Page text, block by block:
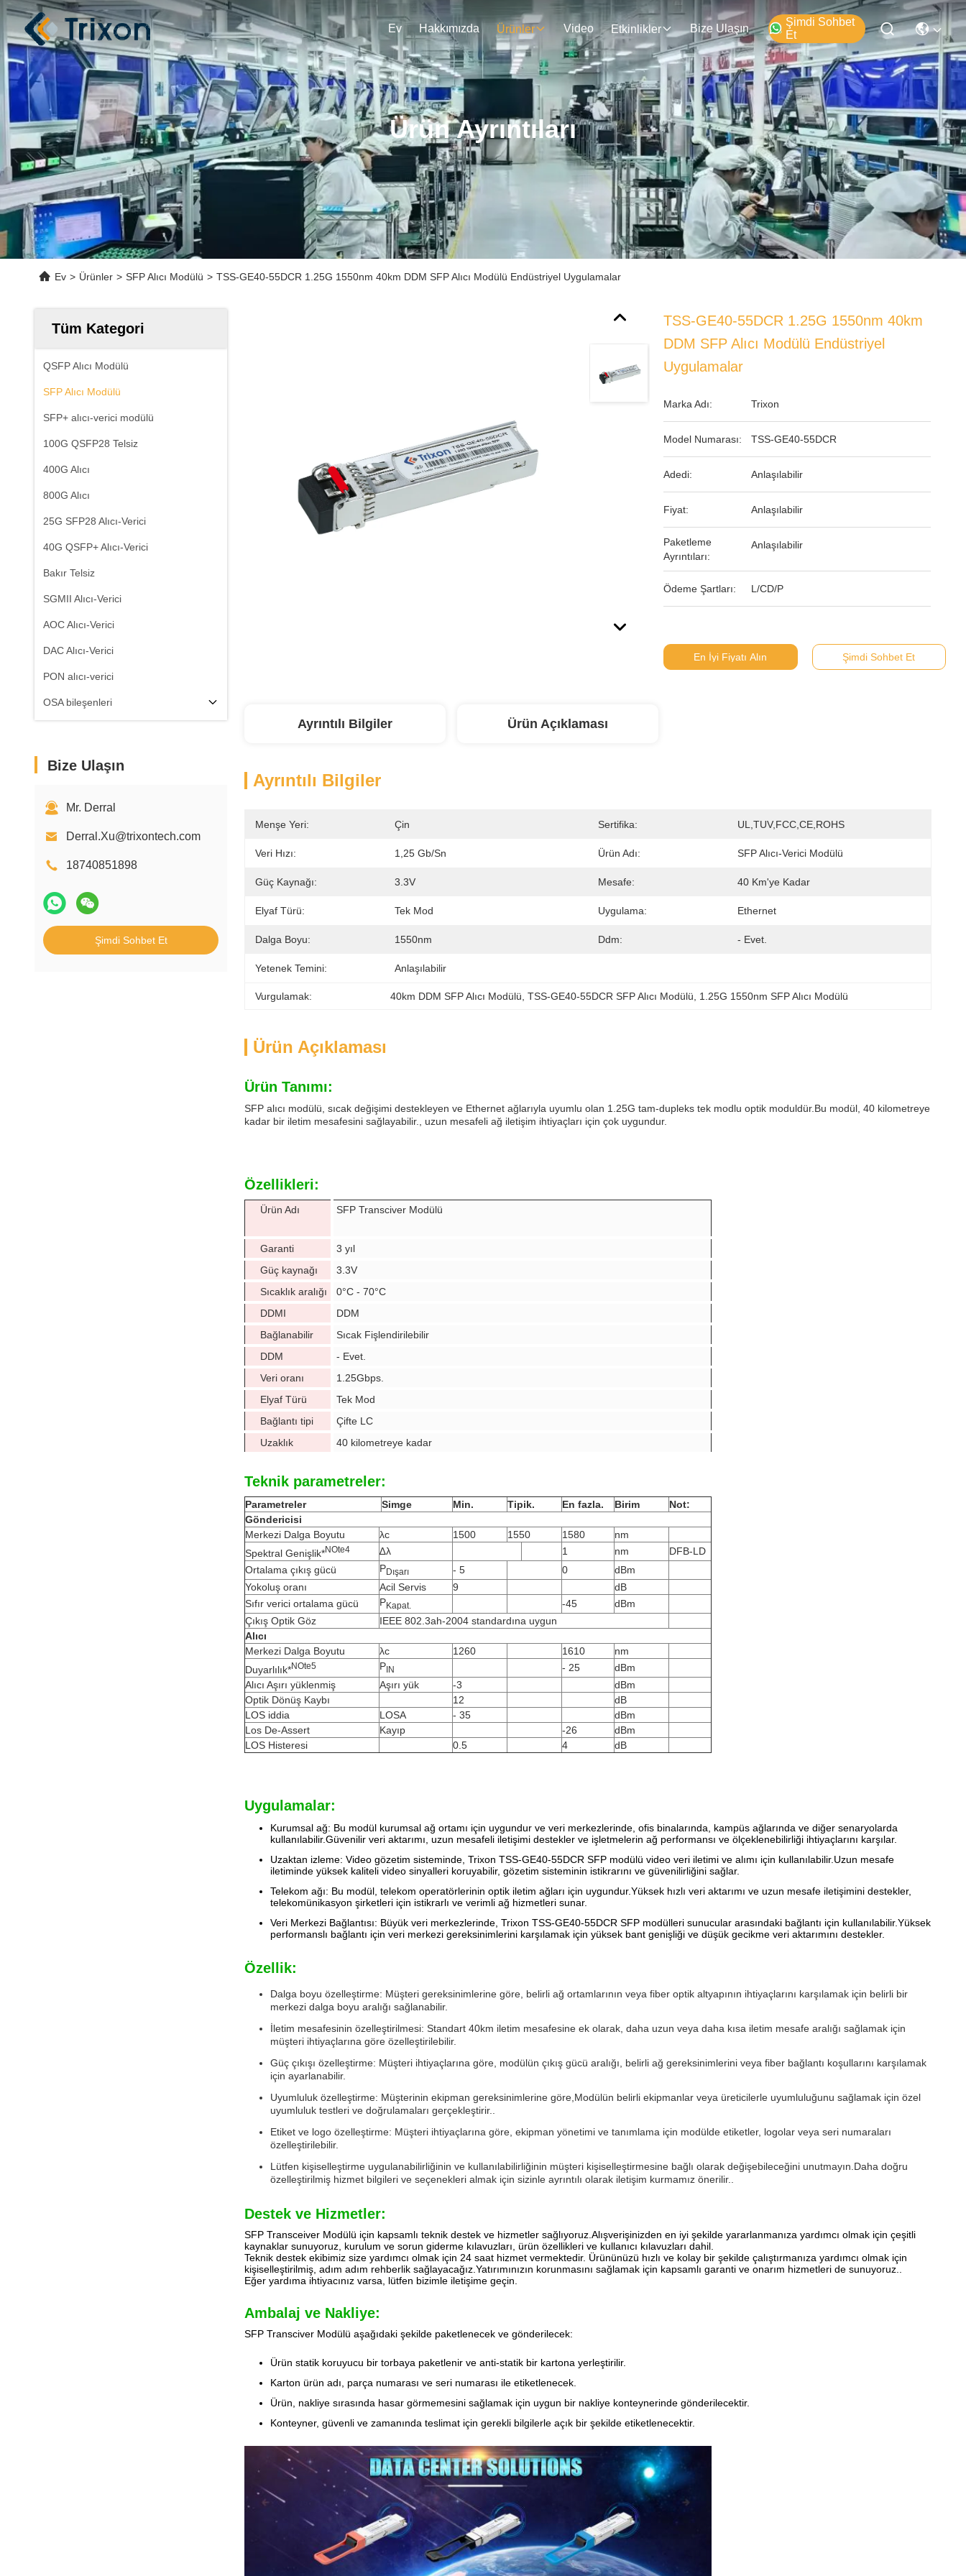
Ev Hakkımızda Ürünler Video Etkinlikler Bize Ulaşın
Şimdi Sohbet
Et
Ürün Ayrıntıları
Ev > Ürünler > SFP Alıcı Modülü > TSS-GE40-55DCR 1.25G 1550nm 40km DDM SFP Alıcı Modülü Endüstriyel Uygulamalar
Tüm Kategori
QSFP Alıcı Modülü
SFP Alıcı Modülü
SFP+ alıcı-verici modülü
100G QSFP28 Telsiz
400G Alıcı
800G Alıcı
25G SFP28 Alıcı-Verici
40G QSFP+ Alıcı-Verici
Bakır Telsiz
SGMII Alıcı-Verici
AOC Alıcı-Verici
DAC Alıcı-Verici
PON alıcı-verici
OSA bileşenleri
Bize Ulaşın
Mr. Derral
Derral.Xu@trixontech.com
18740851898
Şimdi Sohbet Et
TSS-GE40-55DCR 1.25G 1550nm 40km
DDM SFP Alıcı Modülü Endüstriyel
Uygulamalar
Marka Adı: Trixon
Model Numarası: TSS-GE40-55DCR
Adedi: Anlaşılabilir
Fiyat: Anlaşılabilir
Paketleme
Ayrıntıları:
Anlaşılabilir
Ödeme Şartları: L/CD/P
En İyi Fiyatı Alın Şimdi Sohbet Et
Ayrıntılı Bilgiler Ürün Açıklaması
Ayrıntılı Bilgiler
Menşe Yeri: Çin Sertifika: UL,TUV,FCC,CE,ROHS
Veri Hızı: 1,25 Gb/sn Ürün Adı: SFP Alıcı-Verici Modülü
Güç Kaynağı: 3.3V Mesafe: 40 Km'ye Kadar
Elyaf Türü: Tek Mod Uygulama: Ethernet
Dalga Boyu: 1550nm Ddm: - Evet.
Yetenek Temini: Anlaşılabilir
Vurgulamak: 40km DDM SFP Alıcı Modülü , TSS-GE40-55DCR SFP Alıcı Modülü 1.25G 1550nm SFP Alıcı Modülü
Ürün Açıklaması
Ürün Tanımı:
SFP alıcı modülü, sıcak değişimi destekleyen ve Ethernet ağlarıyla uyumlu olan 1.25G tam-dupleks tek modlu optik moduldür.Bu modül, 40 kilometreye
kadar bir iletim mesafesini sağlayabilir., uzun mesafeli ağ iletişim ihtiyaçları için çok uygundur.
Özellikleri:
Ürün Adı SFP Transciver Modülü
Garanti
3 yıl
Güç kaynağı
3.3V
Sıcaklık aralığı
0°C - 70°C
DDMI
DDM
Bağlanabilir
Sıcak Fişlendirilebilir
DDM
- Evet.
Veri oranı
1.25Gbps.
Elyaf Türü
Tek Mod
Bağlantı tipi
Çifte LC
Uzaklık
40 kilometreye kadar
Teknik parametreler:
Parametreler Simge Min. Tipik. En fazla. Birim
Not:
Göndericisi
Merkezi Dalga Boyutu
λc 1500 1550 1580
nm
Spektral Genişlik*NOte4 ∆λ 1 nm
DFB-LD
Ortalama çıkış gücü
PDışarı - 5 0
dBm
Yokoluş oranı
Acil Servis 9
dB
Sıfır verici ortalama gücü
PKapat. -45
dBm
Çıkış Optik Göz
IEEE 802.3ah-2004 standardına uygun
Alıcı
Merkezi Dalga Boyutu
λc 1260 1610
nm
Duyarlılık*NOte5 PIN - 25
dBm
Alıcı Aşırı yüklenmiş
Aşırı yük -3
dBm
Optik Dönüş Kaybı
12
dB
LOS iddia
LOSA - 35
dBm
Los De-Assert
Kayıp -26
dBm
LOS Histeresi
0.5 4 dB
Uygulamalar:
Kurumsal ağ: Bu modül kurumsal ağ ortamı için uygundur ve veri merkezlerinde, ofis binalarında, kampüs ağlarında ve diğer senaryolarda
kullanılabilir.Güvenilir veri aktarımı, uzun mesafeli iletişimi destekler ve işletmelerin ağ performansı ve ölçeklenebilirliği ihtiyaçlarını karşılar.
Uzaktan izleme: Video gözetim sisteminde, Trixon TSS-GE40-55DCR SFP modülü video veri iletimi ve alımı için kullanılabilir.Uzun mesafe
iletiminde yüksek kaliteli video sinyalleri koruyabilir, gözetim sisteminin istikrarını ve güvenilirliğini sağlar.
Telekom ağı: Bu modül, telekom operatörlerinin optik iletim ağları için uygundur.Yüksek hızlı veri aktarımı ve uzun mesafe iletişimini destekler,
telekomünikasyon şirketleri için istikrarlı ve verimli ağ hizmetleri sunar.
Veri Merkezi Bağlantısı: Büyük veri merkezlerinde, Trixon TSS-GE40-55DCR SFP modülleri sunucular arasındaki bağlantı için kullanılabilir.Yüksek
performanslı bağlantı için veri merkezi gereksinimlerini karşılamak için yüksek bant genişliği ve düşük gecikme veri aktarımını destekler.
Özellik:
Dalga boyu özelleştirme: Müşteri gereksinimlerine göre, belirli ağ ortamlarının veya fiber optik altyapının ihtiyaçlarını karşılamak için belirli bir
merkezi dalga boyu aralığı sağlanabilir.
İletim mesafesinin özelleştirilmesi: Standart 40km iletim mesafesine ek olarak, daha uzun veya daha kısa iletim mesafe aralığı sağlamak için
müşteri ihtiyaçlarına göre özelleştirilebilir.
Güç çıkışı özelleştirme: Müşteri ihtiyaçlarına göre, modülün çıkış gücü aralığı, belirli ağ gereksinimlerini veya fiber bağlantı koşullarını karşılamak
için ayarlanabilir.
Uyumluluk özelleştirme: Müşterinin ekipman gereksinimlerine göre,Modülün belirli ekipmanlar veya üreticilerle uyumluluğunu sağlamak için özel
uyumluluk testleri ve doğrulamaları gerçekleştirir..
Etiket ve logo özelleştirme: Müşteri ihtiyaçlarına göre, ekipman yönetimi ve tanımlama için modülde etiketler, logolar veya seri numaraları
özelleştirilebilir.
Lütfen kişiselleştirme uygulanabilirliğinin ve kullanılabilirliğinin müşteri kişiselleştirmesine bağlı olarak değişebileceğini unutmayın.Daha doğru
özelleştirilmiş hizmet bilgileri ve seçenekleri almak için sizinle ayrıntılı olarak iletişim kurmamız önerilir..
Destek ve Hizmetler:
SFP Transceiver Modülü için kapsamlı teknik destek ve hizmetler sağlıyoruz.Alışverişinizden en iyi şekilde yararlanmanıza yardımcı olmak için çeşitli
kaynaklar sunuyoruz, kurulum ve sorun giderme kılavuzları, ürün özellikleri ve kullanıcı kılavuzları dahil.
Teknik destek ekibimiz size yardımcı olmak için 24 saat hizmet vermektedir. Ürününüzü hızlı ve kolay bir şekilde çalıştırmanıza yardımcı olmak için
kişiselleştirilmiş, adım adım rehberlik sağlayacağız.Yatırımınızın korunmasını sağlamak için kapsamlı garanti ve onarım hizmetleri de sunuyoruz..
Eğer yardıma ihtiyacınız varsa, lütfen bizimle iletişime geçin.
Ambalaj ve Nakliye:
SFP Transciver Modülü aşağıdaki şekilde paketlenecek ve gönderilecek:
Ürün statik koruyucu bir torbaya paketlenir ve anti-statik bir kartona yerleştirilir.
Karton ürün adı, parça numarası ve seri numarası ile etiketlenecek.
Ürün, nakliye sırasında hasar görmemesini sağlamak için uygun bir nakliye konteynerinde gönderilecektir.
Konteyner, güvenli ve zamanında teslimat için gerekli bilgilerle açık bir şekilde etiketlenecektir.